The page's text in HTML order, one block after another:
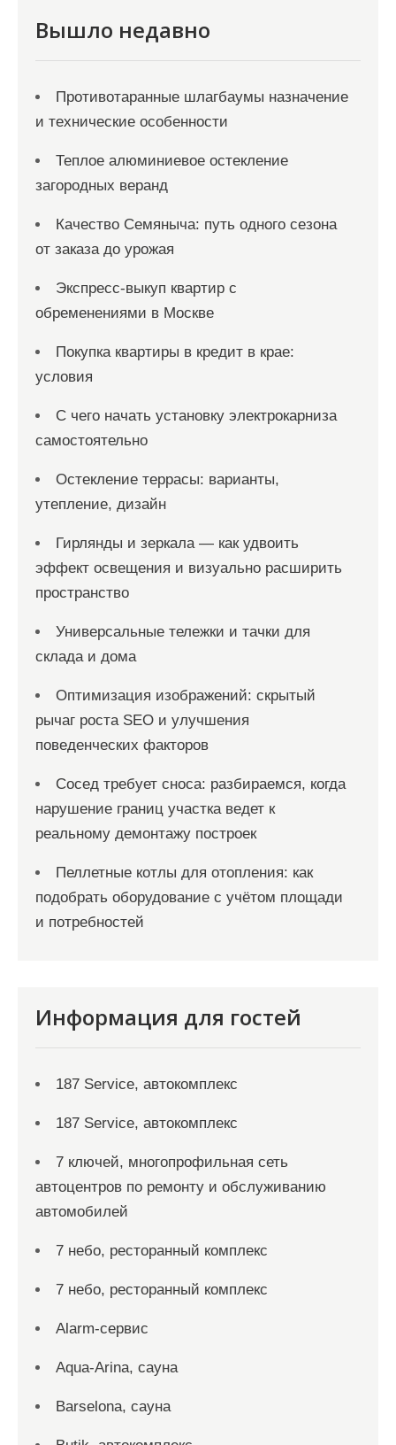
Вышло недавно
Противотаранные шлагбаумы назначение
и технические особенности
Теплое алюминиевое остекление
загородных веранд
Качество Семяныча: путь одного сезона
от заказа до урожая
Экспресс-выкуп квартир с
обременениями в Москве
Покупка квартиры в кредит в крае:
условия
С чего начать установку электрокарниза
самостоятельно
Остекление террасы: варианты,
утепление, дизайн
Гирлянды и зеркала — как удвоить
эффект освещения и визуально расширить
пространство
Универсальные тележки и тачки для
склада и дома
Оптимизация изображений: скрытый
рычаг роста SEO и улучшения
поведенческих факторов
Сосед требует сноса: разбираемся, когда
нарушение границ участка ведет к
реальному демонтажу построек
Пеллетные котлы для отопления: как
подобрать оборудование с учётом площади
и потребностей
Информация для гостей
187 Service, автокомплекс
187 Service, автокомплекс
7 ключей, многопрофильная сеть
автоцентров по ремонту и обслуживанию
автомобилей
7 небо, ресторанный комплекс
7 небо, ресторанный комплекс
Alarm-сервис
Aqua-Arina, сауна
Barselona, сауна